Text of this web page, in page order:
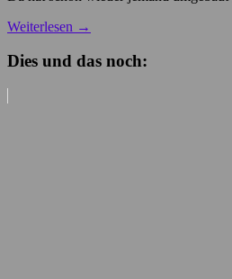
Weiterlesen →
Dies und das noch: